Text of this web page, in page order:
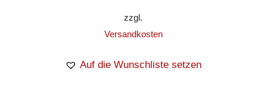
zzgl.
Versandkosten
Auf die Wunschliste setzen